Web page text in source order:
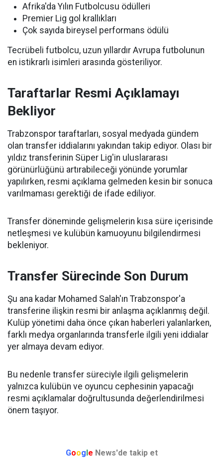
Afrika'da Yılın Futbolcusu ödülleri
Premier Lig gol krallıkları
Çok sayıda bireysel performans ödülü
Tecrübeli futbolcu, uzun yıllardır Avrupa futbolunun
en istikrarlı isimleri arasında gösteriliyor.
Taraftarlar Resmi Açıklamayı
Bekliyor
Trabzonspor taraftarları, sosyal medyada gündem
olan transfer iddialarını yakından takip ediyor. Olası bir
yıldız transferinin Süper Lig'in uluslararası
görünürlüğünü artırabileceği yönünde yorumlar
yapılırken, resmi açıklama gelmeden kesin bir sonuca
varılmaması gerektiği de ifade ediliyor.
Transfer döneminde gelişmelerin kısa süre içerisinde
netleşmesi ve kulübün kamuoyunu bilgilendirmesi
bekleniyor.
Transfer Sürecinde Son Durum
Şu ana kadar Mohamed Salah'ın Trabzonspor'a
transferine ilişkin resmi bir anlaşma açıklanmış değil.
Kulüp yönetimi daha önce çıkan haberleri yalanlarken,
farklı medya organlarında transferle ilgili yeni iddialar
yer almaya devam ediyor.
Bu nedenle transfer süreciyle ilgili gelişmelerin
yalnızca kulübün ve oyuncu cephesinin yapacağı
resmi açıklamalar doğrultusunda değerlendirilmesi
önem taşıyor.
Google News'de takip et